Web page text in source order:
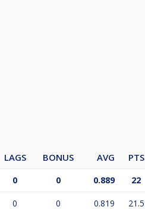
LAGS BONUS AVG PTS
0 0 0.889 22
0 0 0.819 21.5